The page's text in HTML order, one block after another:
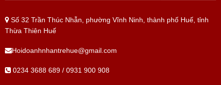
Số 32 Trần Thúc Nhẫn, phường Vĩnh Ninh, thành phố Huế, tỉnh
Thừa Thiên Huế
Hoidoanhnhantrehue@gmail.com
0234 3688 689 / 0931 900 908